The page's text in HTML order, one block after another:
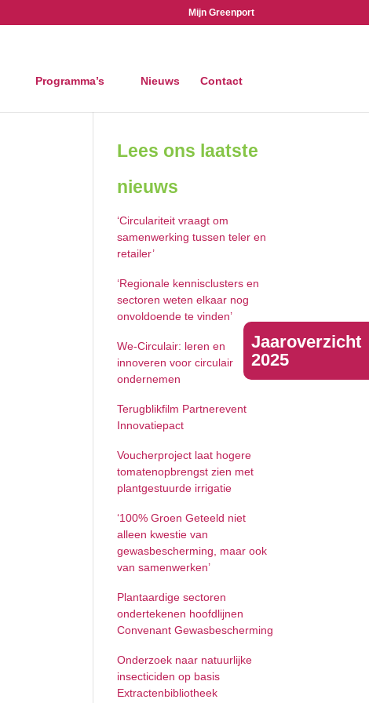
Mijn Greenport
Programma’s Nieuws Contact
Jaaroverzicht
2025
Lees ons laatste
nieuws
‘Circulariteit vraagt om
samenwerking tussen teler en
retailer’
‘Regionale kennisclusters en
sectoren weten elkaar nog
onvoldoende te vinden’
We-Circulair: leren en innoveren voor
circulair ondernemen
Innovatiepact
tomatenopbrengst zien met
plantgestuurde irrigatie
kwestie van gewasbescherming,
maar ook van samenwerken’
Plantaardige sectoren ondertekenen
Gewasbescherming
Onderzoek naar natuurlijke
Extractenbibliotheek
Wat is het